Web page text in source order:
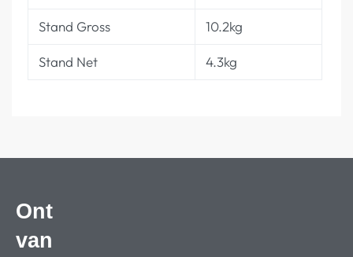
Stand Gross 10.2kg
Stand Net 4.3kg
Ont
van